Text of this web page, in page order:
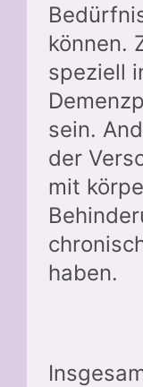
können.
speziell
sein.
der
mit
haben.